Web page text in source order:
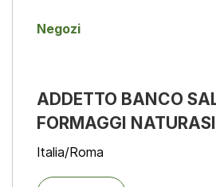
Negozi
ADDETTO BANCO
FORMAGGI
Italia/Roma